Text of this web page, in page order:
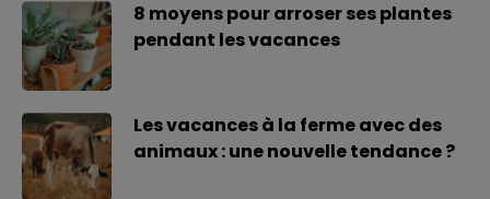
8 moyens pour arroser ses plantes
pendant les vacances
Les vacances à la ferme avec des
animaux : une nouvelle tendance ?